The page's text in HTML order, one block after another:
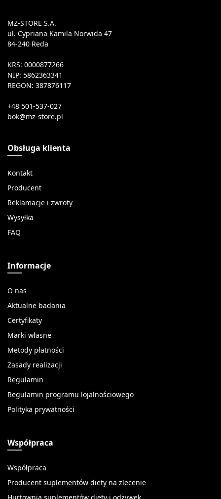
MZ-STORE S.A.
ul. Cypriana Kamila Norwida 47
84-240 Reda
KRS: 0000877266
NIP: 5862363341
REGON: 387876117
+48 501-537-027
Obsługa klienta
Kontakt
Producent
Reklamacje i zwroty
Wysyłka
FAQ
Informacje
O nas
Aktualne badania
Certyfikaty
Marki własne
Metody płatności
Zasady realizacji
Regulamin
Regulamin programu lojalnościowego
Polityka prywatności
Współpraca
Współpraca
Producent suplementów diety na zlecenie
Hurtownia suplementów diety i odżywek